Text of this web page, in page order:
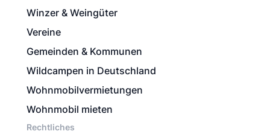
Winzer & Weingüter
Vereine
Gemeinden & Kommunen
Wildcampen in Deutschland
Wohnmobilvermietungen
Wohnmobil mieten
Rechtliches